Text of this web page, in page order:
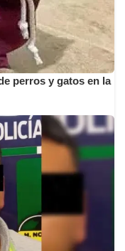
perros y gatos en la